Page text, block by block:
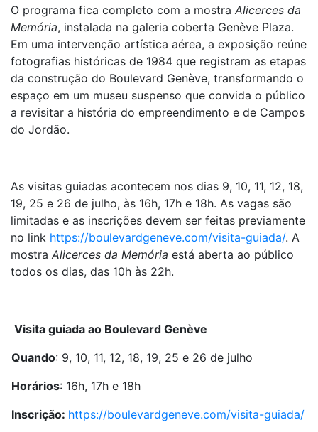
O programa fica completo com a mostra Alicerces da
Memória, instalada na galeria coberta Genève Plaza.
Em uma intervenção artística aérea, a exposição reúne
fotografias históricas de 1984 que registram as etapas
da construção do Boulevard Genève, transformando o
espaço em um museu suspenso que convida o público
a revisitar a história do empreendimento e de Campos
do Jordão.
As visitas guiadas acontecem nos dias 9, 10, 11, 12, 18,
19, 25 e 26 de julho, às 16h, 17h e 18h. As vagas são
limitadas e as inscrições devem ser feitas previamente
no link https://boulevardgeneve.com/visita-guiada/. A
mostra Alicerces da Memória está aberta ao público
todos os dias, das 10h às 22h.
Visita guiada ao Boulevard Genève
Quando: 9, 10, 11, 12, 18, 19, 25 e 26 de julho
Horários: 16h, 17h e 18h
Inscrição: https://boulevardgeneve.com/visita-guiada/